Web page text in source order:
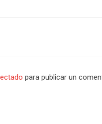
para publicar un